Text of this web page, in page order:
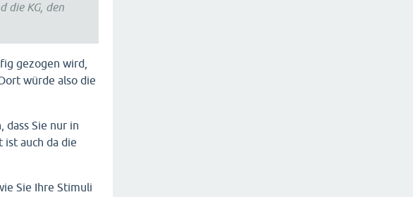
die KG, den
gezogen wird,
würde also die
dass Sie nur in
ist auch da die
Sie Ihre Stimuli